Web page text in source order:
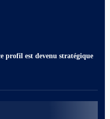
profil est devenu stratégique